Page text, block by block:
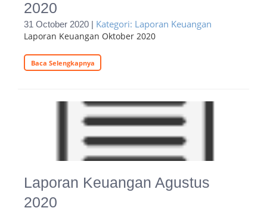
2020
31 October 2020 | Kategori: Laporan Keuangan
Laporan Keuangan Oktober 2020
Baca Selengkapnya
Laporan Keuangan Agustus
2020